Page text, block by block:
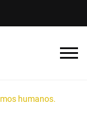
humanos.